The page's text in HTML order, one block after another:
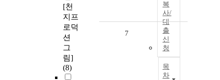
[천
지프
로덕
션
그
림]
(8)
복
사/
대
출
신
청
목
차
7